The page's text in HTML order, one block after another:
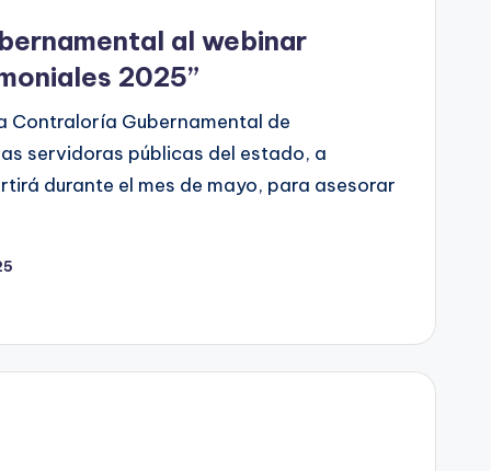
al webinar
2025”
Contraloría Gubernamental de
servidoras públicas del estado, a
durante el mes de mayo, para asesorar